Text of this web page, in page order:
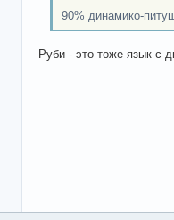
90% динамико-
Руби - это тоже язык с